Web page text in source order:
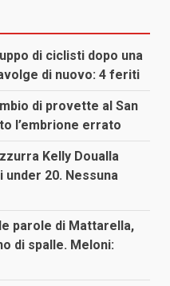
di ciclisti dopo una
di nuovo: 4 feriti
di provette al San
l’embrione errato
Kelly Doualla
20. Nessuna
parole di Mattarella,
di spalle. Meloni: